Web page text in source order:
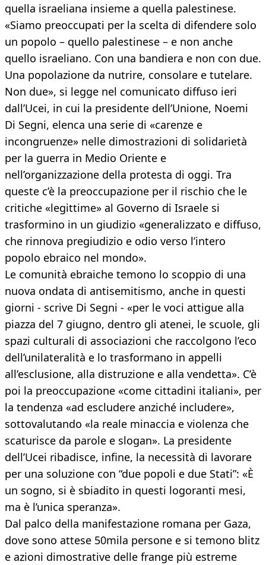
quella israeliana insieme a quella palestinese.
«Siamo preoccupati per la scelta di difendere solo
un popolo – quello palestinese – e non anche
quello israeliano. Con una bandiera e non con due.
Una popolazione da nutrire, consolare e tutelare.
Non due», si legge nel comunicato diffuso ieri
dall’Ucei, in cui la presidente dell’Unione, Noemi
Di Segni, elenca una serie di «carenze e
incongruenze» nelle dimostrazioni di solidarietà
per la guerra in Medio Oriente e
nell’organizzazione della protesta di oggi. Tra
queste c’è la preoccupazione per il rischio che le
critiche «legittime» al Governo di Israele si
trasformino in un giudizio «generalizzato e diffuso,
che rinnova pregiudizio e odio verso l’intero
popolo ebraico nel mondo».
Le comunità ebraiche temono lo scoppio di una
nuova ondata di antisemitismo, anche in questi
giorni - scrive Di Segni - «per le voci attigue alla
piazza del 7 giugno, dentro gli atenei, le scuole, gli
spazi culturali di associazioni che raccolgono l’eco
dell’unilateralità e lo trasformano in appelli
all’esclusione, alla distruzione e alla vendetta». C’è
poi la preoccupazione «come cittadini italiani», per
la tendenza «ad escludere anziché includere»,
sottovalutando «la reale minaccia e violenza che
scaturisce da parole e slogan». La presidente
dell’Ucei ribadisce, infine, la necessità di lavorare
per una soluzione con “due popoli e due Stati”: «È
un sogno, si è sbiadito in questi logoranti mesi,
ma è l’unica speranza».
Dal palco della manifestazione romana per Gaza,
dove sono attese 50mila persone e si temono blitz
e azioni dimostrative delle frange più estreme